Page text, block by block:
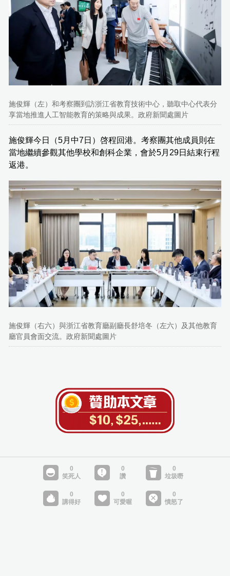
施俊輝（左）和考察團到訪浙江省教育技術中心，聽取中心代表分
享當地推進人工智能教育的策略與成果。政府新聞處圖片
施俊輝今日（5月中7日）啓程回港。考察團其他成員則在
當地繼續參觀其他學校和創科企業，會於5月29日結束行程
返港。
施俊輝（右六）與浙江省教育廳副廳長舒培冬（左六）及其他教育
廳官員會面交流。政府新聞處圖片